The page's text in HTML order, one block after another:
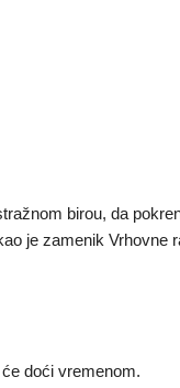
birou, da
je zamenik Vrhovne
doći vremenom.